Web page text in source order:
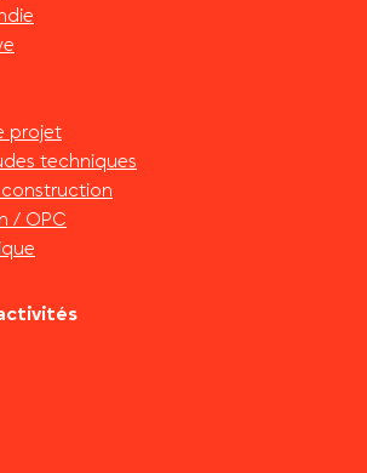
projet
techniques
construction
/ OPC